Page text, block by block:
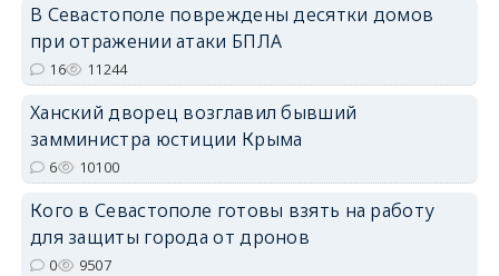
erid: 2SDnjdvhGXG
В Севастополе повреждены десятки домов
при отражении атаки БПЛА
16 11244
Ханский дворец возглавил бывший
замминистра юстиции Крыма
6 10100
Кого в Севастополе готовы взять на работу
для защиты города от дронов
0 9507